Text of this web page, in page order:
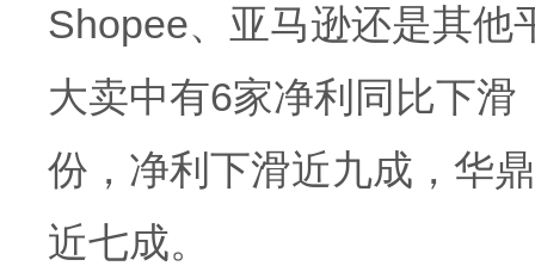
Shopee、亚马逊还是其他
大卖中有6家净利同比下
份，净利下滑近九成，华
近七成。